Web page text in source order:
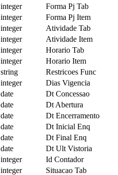
integer
Forma Pj Tab
integer
Forma Pj Item
integer
Atividade Tab
integer
Atividade Item
integer
Horario Tab
integer
Horario Item
string
Restricoes Func
integer
Dias Vigencia
date
Dt Concessao
date
Dt Abertura
date
Dt Encerramento
date
Dt Inicial Enq
date
Dt Final Enq
date
Dt Ult Vistoria
integer
Id Contador
integer
Situacao Tab